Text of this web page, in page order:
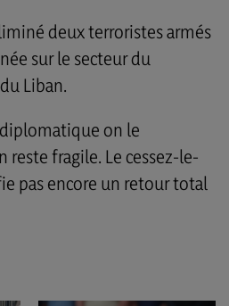
deux terroristes armés
sur le secteur du
Liban.
on le
fragile. Le cessez-le-
pas encore un retour total